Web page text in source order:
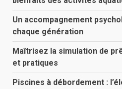
Un accompagnement
chaque génération
Maîtrisez la simulation de
et pratiques
Piscines à débordement :